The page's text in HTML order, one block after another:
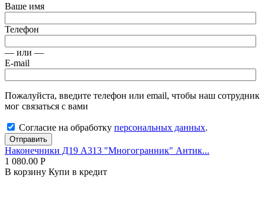
Ваше имя
Телефон
— или —
E-mail
Пожалуйста, введите телефон или email, чтобы наш сотрудник
мог связаться с вами
Согласие на обработку персональных данных.
Отправить
Наконечники Д19 А313 "Многогранник" Антик...
1 080.00 Р
В корзину Купи в кредит